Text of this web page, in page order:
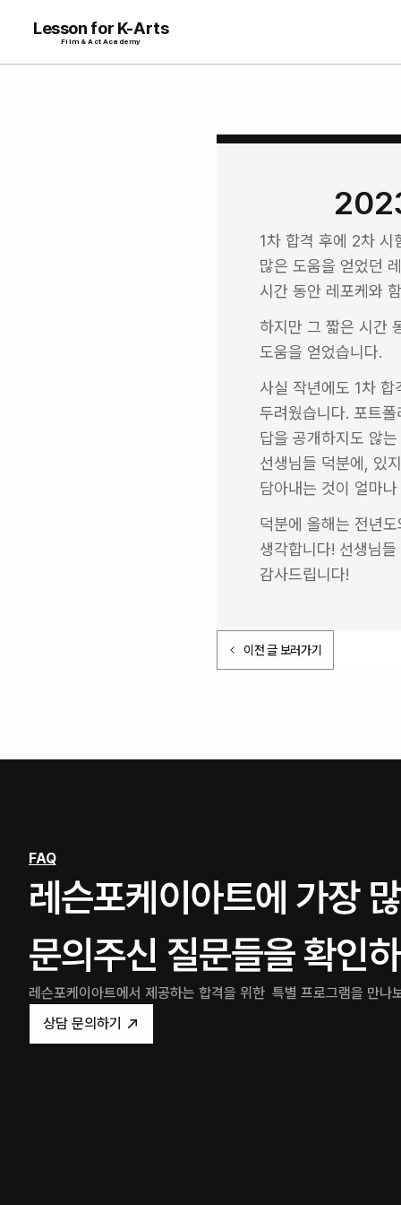
Lesson for K-Arts
Film & Act Academy
1차 합격 후에 2차 시
많은 도움을 얻었던
시간 동안 레포케와
하지만 그 짧은 시간
도움을 얻었습니다.
사실 작년에도 1차
두려웠습니다. 포트
답을 공개하지도 않
선생님들 덕분에, 있
담아내는 것이 얼마
덕분에 올해는 전년
생각합니다! 선생님
감사드립니다!
이전 글 보러가기
FAQ
레슨포케이아트에 가장
문의주신 질문들을 확인
레슨포케이아트에서 제공하는 합격을 위한  특별 프로그램을 만나
상담 문의하기